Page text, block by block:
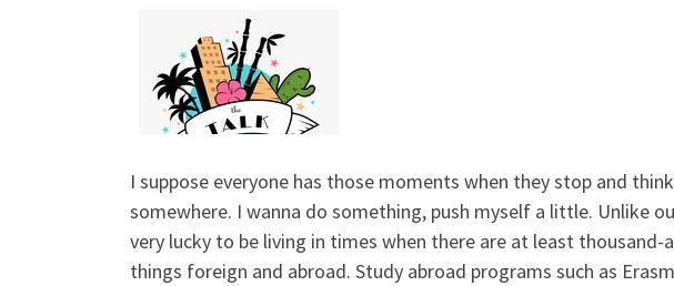
I suppose everyone has those moments when they stop and
somewhere. I wanna do something, push myself a little. Unlike
very lucky to be living in times when there are at least
things foreign and abroad. Study abroad programs such as